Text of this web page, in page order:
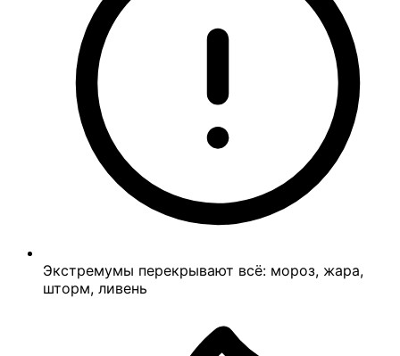
Экстремумы перекрывают всё: мороз, жара,
шторм, ливень